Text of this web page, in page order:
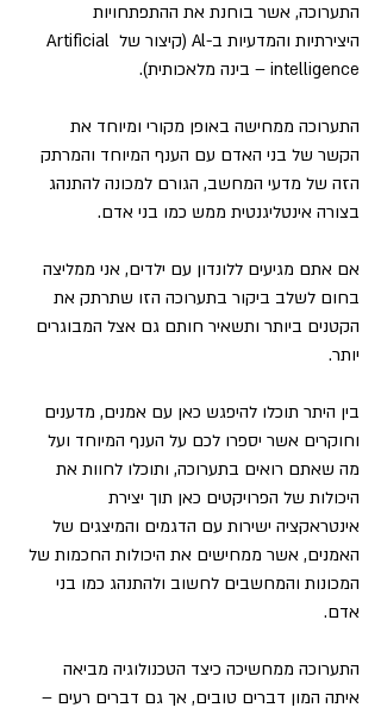
התערוכה, אשר בוחנת את ההתפתחויות
היצירתיות והמדעיות ב-Al (קיצור של Artificial
intelligence – בינה מלאכותית).
התערוכה ממחישה באופן מקורי ומיוחד את
הקשר של בני האדם עם הענף המיוחד והמרתק
הזה של מדעי המחשב, הגורם למכונה להתנהג
בצורה אינטליגנטית ממש כמו בני אדם.
אם אתם מגיעים ללונדון עם ילדים, אני ממליצה
בחום לשלב ביקור בתערוכה הזו שתרתק את
הקטנים ביותר ותשאיר חותם גם אצל המבוגרים
יותר.
בין היתר תוכלו להיפגש כאן עם אמנים, מדענים
וחוקרים אשר יספרו לכם על הענף המיוחד ועל
מה שאתם רואים בתערוכה, ותוכלו לחוות את
היכולות של הפרויקטים כאן תוך יצירת
אינטראקציה ישירות עם הדגמים והמיצגים של
האמנים, אשר ממחישים את היכולות החכמות של
המכונות והמחשבים לחשוב ולהתנהג כמו בני
אדם.
התערוכה ממחשיכה כיצד הטכנולוגיה מביאה
איתה המון דברים טובים, אך גם דברים רעים –